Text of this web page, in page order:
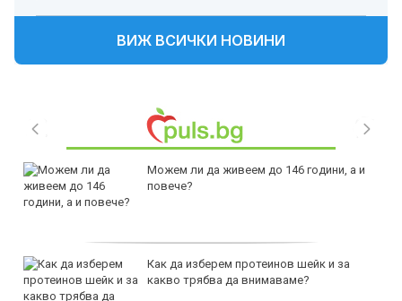
ВИЖ ВСИЧКИ НОВИНИ
Можем ли да живеем до 146 години, а и
повече?
Как да изберем протеинов шейк и за
какво трябва да внимаваме?